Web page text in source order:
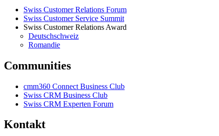
Swiss Customer Relations Forum
Swiss Customer Service Summit
Swiss Customer Relations Award
Deutschschweiz
Romandie
Communities
cmm360 Connect Business Club
Swiss CRM Business Club
Swiss CRM Experten Forum
Kontakt